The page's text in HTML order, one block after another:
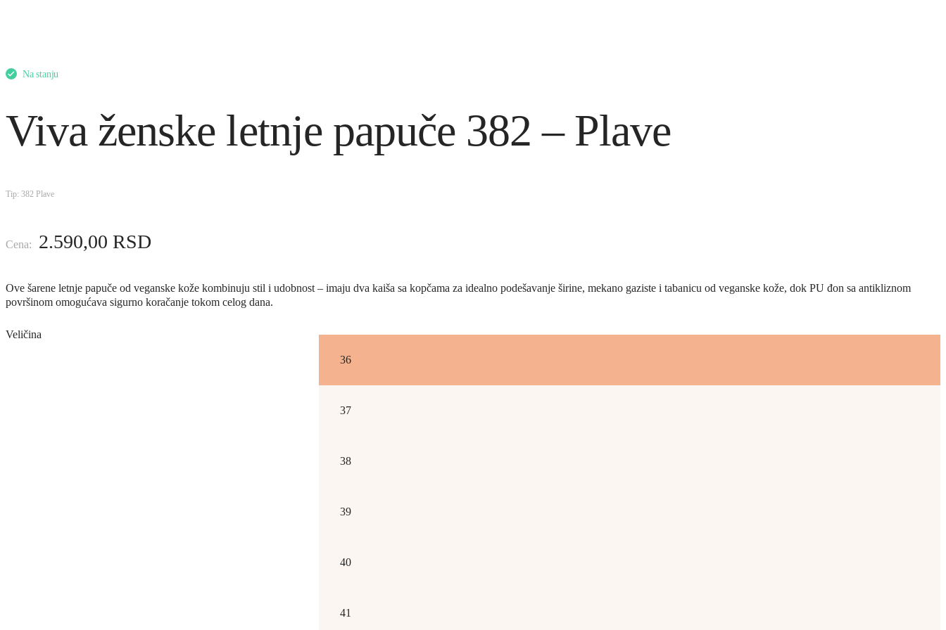
Na stanju
Viva ženske letnje papuče 382 – Plave
Tip: 382 Plave
2.590,00 RSD
Ove šarene letnje papuče od veganske kože kombinuju stil i udobnost – imaju dva kaiša sa kopčama za idealno podešavanje širine, mekano gaziste i tabanicu od veganske kože, dok PU đon sa antikliznom
površinom omogućava sigurno koračanje tokom celog dana.
Veličina
36
37
38
39
40
41